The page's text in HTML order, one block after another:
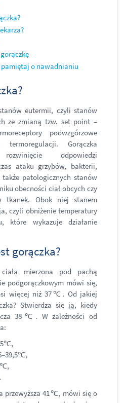
pamiętaj o nawadnianiu
eutermii, czyli stanów
ze zmianą tzw. set point –
podwzgórzowe
termoregulacji. Gorączka
odpowiedzi
ataku grzybów, bakterii,
patologicznych stanów
obecności ciał obcych czy
tkanek. Obok niej stanem
czyli obniżenie temperatury
które wykazuje działanie
gorączka?
ciała mierzona pod pachą
podgorączkowym mówi się,
więcej niż 37℃. Od jakiej
Stwierdza się ją, kiedy
38℃. W zależności od
przewyższa 41℃, mówi się o